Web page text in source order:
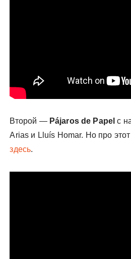
Второй — Pájaros de Papel с
Arias и Lluís Homar. Но про
здесь.